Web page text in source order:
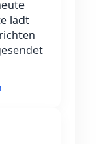
lädt